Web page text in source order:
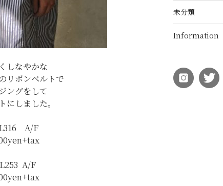
しなやかな
リボンベルトで
ングをして
にしました。
A/F
A/F
未分類
Information